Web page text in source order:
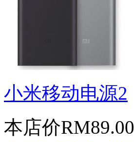
小米移动电源2
本店价RM89.00